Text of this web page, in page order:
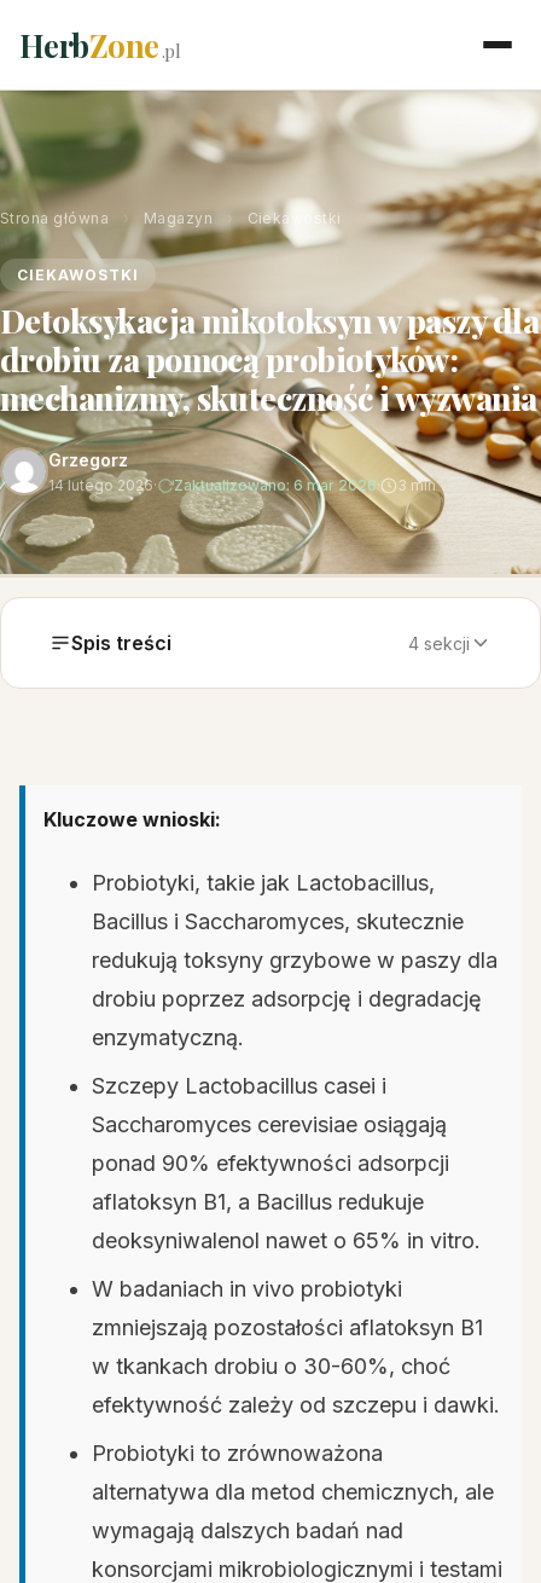
HerbZone.pl
Strona główna › Magazyn › Ciekawostki
CIEKAWOSTKI
Detoksykacja mikotoksyn w paszy dla
drobiu za pomocą probiotyków:
mechanizmy, skuteczność i wyzwania
Grzegorz
14 lutego 2026· Zaktualizowano: 6 mar 2026· 3 min
Spis treści 4 sekcji
Kluczowe wnioski:
Probiotyki, takie jak Lactobacillus,
Bacillus i Saccharomyces, skutecznie
redukują toksyny grzybowe w paszy dla
drobiu poprzez adsorpcję i degradację
enzymatyczną.
Szczepy Lactobacillus casei i
Saccharomyces cerevisiae osiągają
ponad 90% efektywności adsorpcji
aflatoksyn B1, a Bacillus redukuje
deoksyniwalenol nawet o 65% in vitro.
W badaniach in vivo probiotyki
zmniejszają pozostałości aflatoksyn B1
w tkankach drobiu o 30-60%, choć
efektywność zależy od szczepu i dawki.
Probiotyki to zrównoważona
alternatywa dla metod chemicznych, ale
wymagają dalszych badań nad
konsorcjami mikrobiologicznymi i testami